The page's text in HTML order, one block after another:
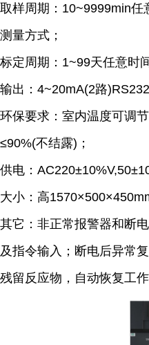
取样周期：10~9999min任
测量方式；
标定周期：1~99天任意时
输出：4~20mA(2路
环保要求：室内温度可调
≤90%(不结露)；
供电：
大小：高
其它：非正常报警器和断
及指令输入；断电后异常
残留反应物，自动恢复工作